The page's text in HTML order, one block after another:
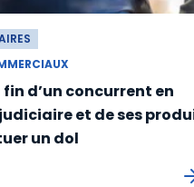
d’un concurrent en
et de ses
un dol